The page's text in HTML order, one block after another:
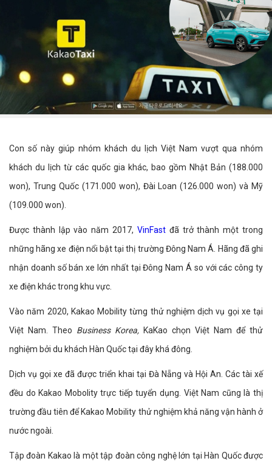
Con số này giúp nhóm khách du lịch Việt Nam vượt qua nhóm
khách du lịch từ các quốc gia khác, bao gồm Nhật Bản (188.000
won), Trung Quốc (171.000 won), Đài Loan (126.000 won) và Mỹ
(109.000 won).
Được thành lập vào năm 2017, VinFastđã trở thành một trong
những hãng xe điện nổi bật tại thị trường Đông Nam Á. Hãng đã ghi
nhận doanh số bán xe lớn nhất tại Đông Nam Á so với các công ty
xe điện khác trong khu vực.
Vào năm 2020, Kakao Mobility từng thử nghiệm dịch vụ gọi xe tại
Việt Nam. Theo Business Korea, KaKao chọn Việt Nam để thử
nghiệm bởi du khách Hàn Quốc tại đây khá đông.
Dịch vụ gọi xe đã được triển khai tại Đà Nẵng và Hội An. Các tài xế
đều do Kakao Mobolity trực tiếp tuyển dụng. Việt Nam cũng là thị
trường đầu tiên để Kakao Mobility thử nghiệm khả năng vận hành ở
nước ngoài.
Tập đoàn Kakao là một tập đoàn công nghệ lớn tại Hàn Quốc được